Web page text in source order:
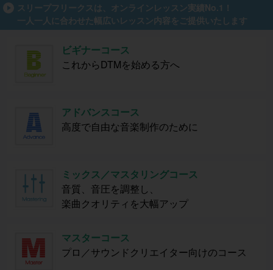
スリープフリークスは、オンラインレッスン実績No.1！
一人一人に合わせた幅広いレッスン内容をご提供いたします
ビギナーコース
これからDTMを始める方へ
アドバンスコース
高度で自由な音楽制作のために
ミックス／マスタリングコース
音質、音圧を調整し、
楽曲クオリティを大幅アップ
マスターコース
プロ／サウンドクリエイター向けのコース